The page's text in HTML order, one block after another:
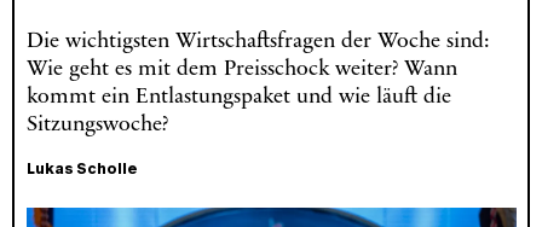
Die wichtigsten Wirtschaftsfragen der Woche sind:
Wie geht es mit dem Preisschock weiter? Wann
kommt ein Entlastungspaket und wie läuft die
Sitzungswoche?
Lukas Scholle